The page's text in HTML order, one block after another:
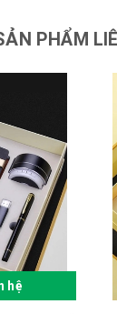
PHẨM
hệ